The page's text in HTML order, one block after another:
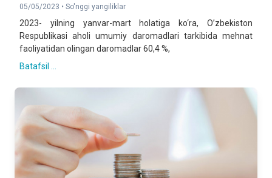
05/05/2023 • So'nggi yangiliklar
2023- yilning yanvar-mart holatiga ko‘ra, O’zbekiston
Respublikasi aholi umumiy daromadlari tarkibida mehnat
faoliyatidan olingan daromadlar 60,4 %,
Batafsil ...